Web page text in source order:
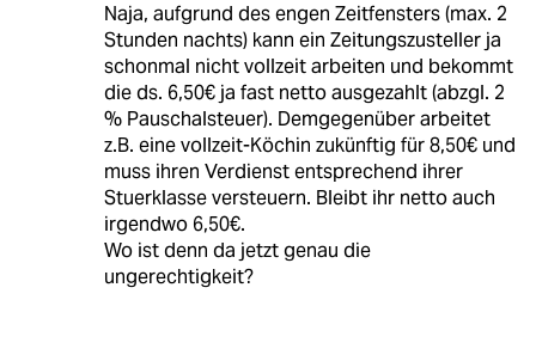
Naja, aufgrund des engen Zeitfensters (max. 2
Stunden nachts) kann ein Zeitungszusteller ja
schonmal nicht vollzeit arbeiten und bekommt
die ds. 6,50€ ja fast netto ausgezahlt (abzgl. 2
% Pauschalsteuer). Demgegenüber arbeitet
z.B. eine vollzeit-Köchin zukünftig für 8,50€ und
muss ihren Verdienst entsprechend ihrer
Stuerklasse versteuern. Bleibt ihr netto auch
irgendwo 6,50€.
Wo ist denn da jetzt genau die
ungerechtigkeit?